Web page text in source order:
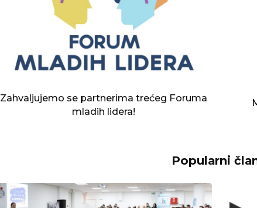
Zahvaljujemo se partnerima trećeg Foruma
mladih lidera!
Popularni